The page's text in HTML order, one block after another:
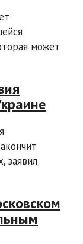
может
заявил